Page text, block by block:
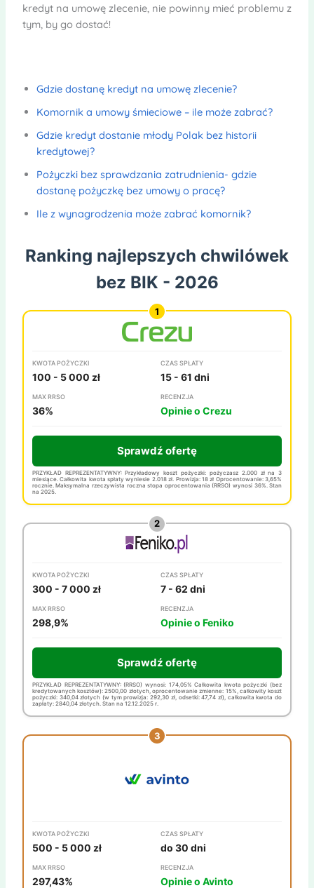
kredyt na umowę zlecenie, nie powinny mieć problemu z
tym, by go dostać!
Gdzie dostanę kredyt na umowę zlecenie?
Komornik a umowy śmieciowe – ile może zabrać?
Gdzie kredyt dostanie młody Polak bez historii
kredytowej?
Pożyczki bez sprawdzania zatrudnienia- gdzie
dostanę pożyczkę bez umowy o pracę?
Ile z wynagrodzenia może zabrać komornik?
Ranking najlepszych chwilówek
bez BIK - 2026
KWOTA POŻYCZKI
100 - 5 000 zł
CZAS SPŁATY
15 - 61 dni
MAX RRSO
36%
RECENZJA
Opinie o Crezu
Sprawdź ofertę
PRZYKŁAD REPREZENTATYWNY: Przykładowy koszt pożyczki: pożyczasz 2.000 zł na 3
miesiące. Całkowita kwota spłaty wyniesie 2.018 zł. Prowizja: 18 zł Oprocentowanie: 3,65%
rocznie. Maksymalna rzeczywista roczna stopa oprocentowania (RRSO) wynosi 36%. Stan
na 2025.
KWOTA POŻYCZKI
300 - 7 000 zł
CZAS SPŁATY
7 - 62 dni
MAX RRSO
298,9%
RECENZJA
Opinie o Feniko
Sprawdź ofertę
PRZYKŁAD REPREZENTATYWNY: (RRSO) wynosi: 174,05% Całkowita kwota pożyczki (bez
kredytowanych kosztów): 2500,00 złotych, oprocentowanie zmienne: 15%, całkowity koszt
pożyczki: 340,04 złotych (w tym prowizja: 292,30 zł, odsetki: 47,74 zł), całkowita kwota do
zapłaty: 2840,04 złotych. Stan na 12.12.2025 r.
KWOTA POŻYCZKI
500 - 5 000 zł
CZAS SPŁATY
do 30 dni
MAX RRSO
297,43%
RECENZJA
Opinie o Avinto